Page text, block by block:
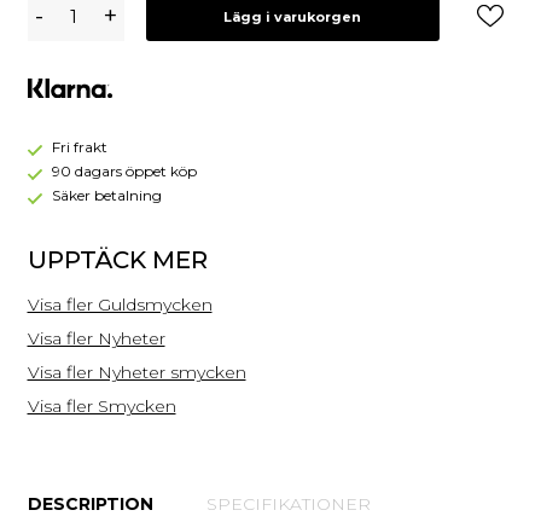
Halsband
PBH002G
- + Lägg i varukorgen
Fri frakt
90 dagars öppet köp
Säker betalning
UPPTÄCK MER
Visa fler Guldsmycken
Visa fler Nyheter
Visa fler Nyheter smycken
Visa fler Smycken
DESCRIPTION SPECIFIKATIONER